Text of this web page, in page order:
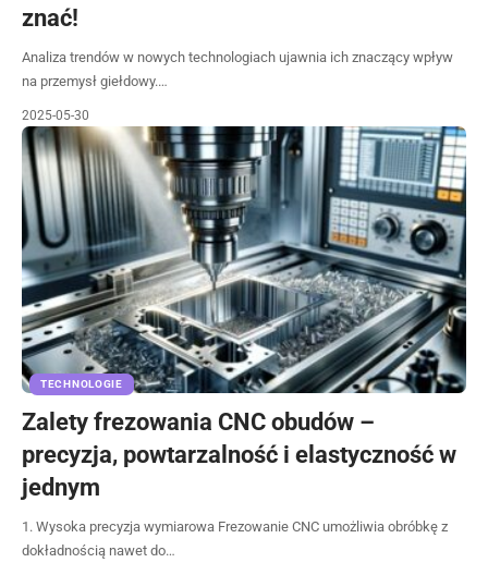
znać!
Analiza trendów w nowych technologiach ujawnia ich znaczący wpływ
na przemysł giełdowy.…
2025-05-30
TECHNOLOGIE
Zalety frezowania CNC obudów –
precyzja, powtarzalność i elastyczność w
jednym
1. Wysoka precyzja wymiarowa Frezowanie CNC umożliwia obróbkę z
dokładnością nawet do…